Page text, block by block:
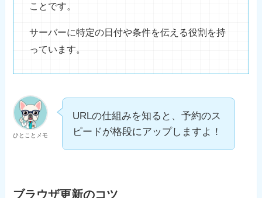
ことです。
サーバーに特定の日付や条件を伝える役割を持
っています。
ひとことメモ
URLの仕組みを知ると、予約のス
ピードが格段にアップしますよ！
ブラウザ更新のコツ